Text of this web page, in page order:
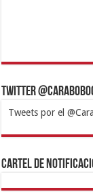
Twitter
Tweets por el
1xbetBetturkey
https://
Cartel de